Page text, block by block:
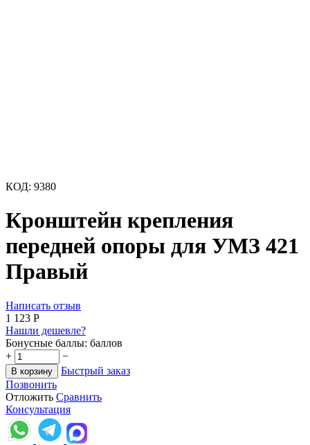
КОД: 9380
Кронштейн крепления
передней опоры для УМЗ 421
Правый
Написать отзыв
1 123 Р
Нашли дешевле?
Бонусные баллы: баллов
+
−
В корзину
Быстрый заказ
Позвонить
Отложить Сравнить
Консультация